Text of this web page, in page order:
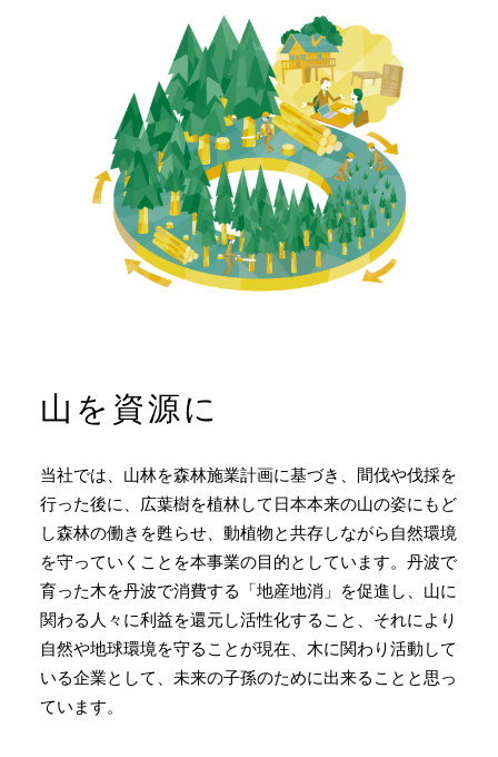
山を資源に
当社では、山林を森林施業計画に基づき、間伐や伐採を
行った後に、広葉樹を植林して日本本来の山の姿にもど
し森林の働きを甦らせ、動植物と共存しながら自然環境
を守っていくことを本事業の目的としています。丹波で
育った木を丹波で消費する「地産地消」を促進し、山に
関わる人々に利益を還元し活性化すること、それにより
自然や地球環境を守ることが現在、木に関わり活動して
いる企業として、未来の子孫のために出来ることと思っ
ています。